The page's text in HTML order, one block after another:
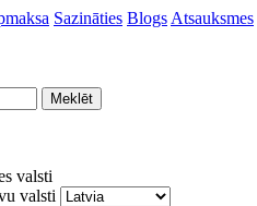
Sazināties Blogs Atsauksmes
Meklēt
valsti
valsti